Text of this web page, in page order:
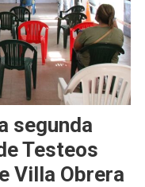
segunda
Testeos
Villa Obrera